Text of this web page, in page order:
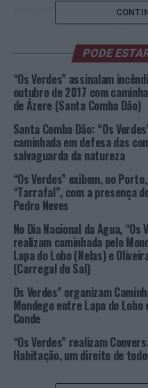
Europeu/Aliança Livre
Partidos Verdes
Federação Europeia de
Roma, assumiu a forma
estrutura formal de
partidos ou formações
fronteira da União
formações políticas de 38
O PEV tem
esta família desde os
membro fundador, tanto
Verde Europeu. Uma
conhecido muitas
em permanente
As origens dos vários
ecologistas na Europa
refletem as diferentes
de cada país ou região. Tal
formas de organização,
onde estão inseridos e
PODE
“Os Verdes” assinalam
outubro de 2017 com
de Ázere (Santa Comba Dão)
Santa Comba Dão: “Os
caminhada em defesa das
salvaguarda da natureza
“Os Verdes” exibem, no
“Tarrafal”, com a presença
Pedro Neves
No Dia Nacional da Água, “Os
realizam caminhada pelo
Lapa do Lobo (Nelas) e
(Carregal do Sal)
Os Verdes” organizam
Mondego entre Lapa do Lobo
Conde
“Os Verdes” realizam
Habitação, um direito de